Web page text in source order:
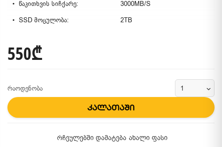
წაკითხვის სიჩქარე:
3000MB/S
SSD მოცულობა:
2TB
550₾
რაოდენობა
კალათაში
რჩეულებში დამატება ახალი ფასი